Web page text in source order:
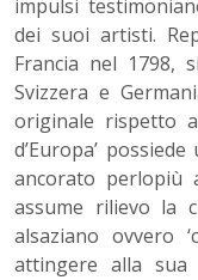
impulsi
dei suoi artisti.
Francia nel 1798,
Svizzera e
originale rispetto
d’Europa’
ancorato perlopiù
assume rilievo la
alsaziano ovvero
attingere alla